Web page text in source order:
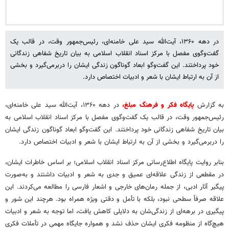
در دهه ۱۳۶۰، آیت‌الله سید علی خامنه‌ای، رئیس‌جمهور وقت، در قالب یک
گفت‌وگوی مفصل با مرکز اسناد انقلاب اسلامی به بیان تاریخ شفاهی زندگانی
خود پرداختند. این گفت‌وگو ابعاد گوناگون زندگی ایشان را دربرمی‌گیرد و بخشی
از آن به ارتباط ایشان با شعر و ادبیات اختصاص دارد.
به گزارش پایگاه فکر و فرهنگ مبلغ،
در دهه ۱۳۶۰، آیت‌الله سید علی خامنه‌ای،
رئیس‌جمهور وقت، در قالب یک گفت‌وگوی مفصل با مرکز اسناد انقلاب اسلامی به
بیان تاریخ شفاهی زندگانی خود پرداختند. این گفت‌وگو ابعاد گوناگون زندگی ایشان
را دربرمی‌گیرد و بخشی از آن به ارتباط ایشان با شعر و ادبیات اختصاص دارد.
بنابر روایت پایگاه اطلاع‌رسانی مرکز اسناد انقلاب اسلامی؛ بر اساس خاطرات ایشان،
در مقطعی از زندگی علاقه‌ای عمیق و جدی به شعر و ادبیات داشتند و به‌صورت
پیگیر آثار ادبی، از جمله رمان‌های خارجی و اشعار فارسی را مطالعه می‌کردند. این
علاقه صرفاً سطحی نبود، بلکه با تأمل و دقتی ویژه همراه بود. هرچند این شور و
پیگیری در برهه‌ای از زندگی‌شان به دلایلی کاهش یافت، اما توجه به شعر و ادبیات
هیچ‌گاه از منظومه فکری ایشان حذف نشد و همواره جایگاه مهمی در تأملات فکری